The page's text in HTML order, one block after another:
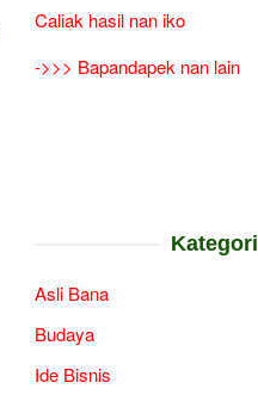
Caliak hasil nan iko
->>> Bapandapek nan lain
Kategori
Asli Bana
Budaya
Ide Bisnis